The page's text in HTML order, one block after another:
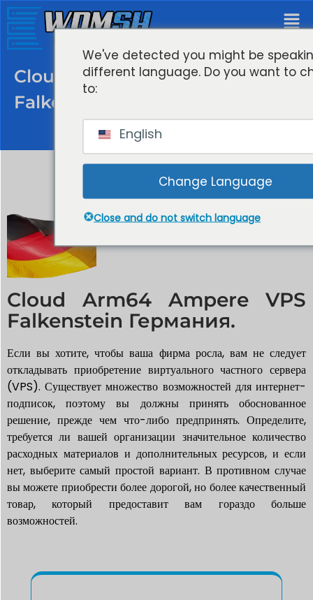
Cloud Arm64 Ampere VPS
Falkenstein Германия.
Cloud Arm64 Ampere VPS
Falkenstein Германия.
Если вы хотите, чтобы ваша фирма росла, вам не следует
откладывать приобретение виртуального частного сервера
(VPS). Существует множество возможностей для интернет-
подписок, поэтому вы должны принять обоснованное
решение, прежде чем что-либо предпринять. Определите,
требуется ли вашей организации значительное количество
расходных материалов и дополнительных ресурсов, и если
нет, выберите самый простой вариант. В противном случае
вы можете приобрести более дорогой, но более качественный
товар, который предоставит вам гораздо больше
возможностей.
We've detected you might be
different language. Do you want to
to:
English
Change Language
Close and do not switch language